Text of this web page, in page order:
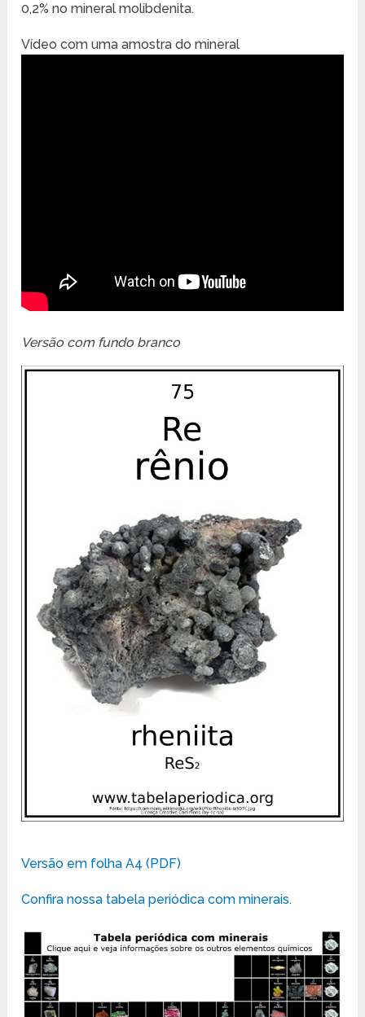
0,2% no mineral molibdenita.
Vídeo com uma amostra do mineral
Versão com fundo branco
Versão em folha A4 (PDF)
Confira nossa tabela periódica com minerais.